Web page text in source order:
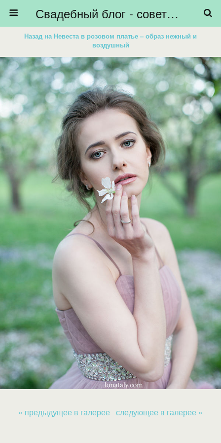
Свадебный блог - советы невестам, подготовка к свадьбе - HiBride
Назад на Невеста в розовом платье – образ нежный и
воздушный
« предыдущее в галерее следующее в галерее »